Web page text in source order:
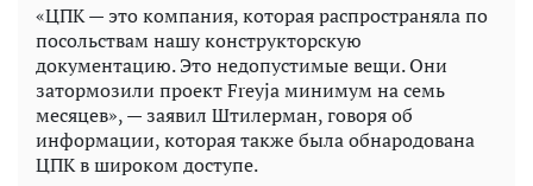
«ЦПК — это компания, которая распространяла по
посольствам нашу конструкторскую
документацию. Это недопустимые вещи. Они
затормозили проект Freyja минимум на семь
месяцев», — заявил Штилерман, говоря об
информации, которая также была обнародована
ЦПК в широком доступе.